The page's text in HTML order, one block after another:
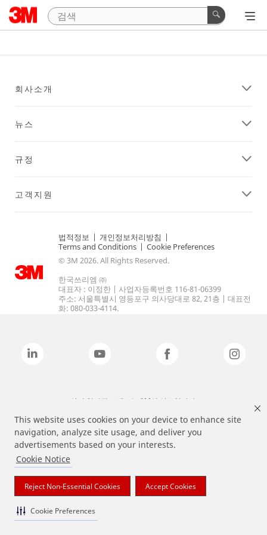
This website uses cookies on your device to enhance site
navigation, analyze site usage, and deliver you
advertisements based on your interests.
Cookie Notice
Reject Non-Essential Cookies Accept Cookies
Cookie Preferences
회사소개
뉴스
규정
고객지원
법적정보 | 개인정보처리방침 |
Terms and Conditions | Cookie Preferences
© 3M 2026. All Rights Reserved.
한국쓰리엠 ㈜
대표자 : 이정한 | 사업자등록번호 116-81-06399
주소: 서울특별시 영등포구 의사당대로 82, 21층 | 대표전
화: 080-033-4114.
상기 열거된 브랜드는 3M의 상표입니다.